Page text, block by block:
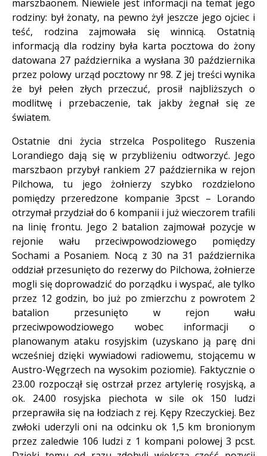
marszbaonem. Niewiele jest informacji na temat jego
rodziny: był żonaty, na pewno żył jeszcze jego ojciec i
teść, rodzina zajmowała się winnicą. Ostatnią
informacją dla rodziny była karta pocztowa do żony
datowana 27 października a wysłana 30 października
przez polowy urząd pocztowy nr 98. Z jej treści wynika
że był pełen złych przeczuć, prosił najbliższych o
modlitwę i przebaczenie, tak jakby żegnał się ze
światem.
Ostatnie dni życia strzelca Pospolitego Ruszenia
Lorandiego dają się w przybliżeniu odtworzyć. Jego
marszbaon przybył rankiem 27 października w rejon
Pilchowa, tu jego żołnierzy szybko rozdzielono
pomiędzy przeredzone kompanie 3pcst – Lorando
otrzymał przydział do 6 kompanii i już wieczorem trafili
na linię frontu. Jego 2 batalion zajmował pozycje w
rejonie wału przeciwpowodziowego pomiędzy
Sochami a Posaniem. Nocą z 30 na 31 października
oddział przesunięto do rezerwy do Pilchowa, żołnierze
mogli się doprowadzić do porządku i wyspać, ale tylko
przez 12 godzin, bo już po zmierzchu z powrotem 2
batalion przesunięto w rejon wału
przeciwpowodziowego wobec informacji o
planowanym ataku rosyjskim (uzyskano ją parę dni
wcześniej dzięki wywiadowi radiowemu, stojącemu w
Austro-Węgrzech na wysokim poziomie). Faktycznie o
23.00 rozpoczął się ostrzał przez artylerię rosyjską, a
ok. 24.00 rosyjska piechota w sile ok 150 ludzi
przeprawiła się na łodziach z rej. Kępy Rzeczyckiej. Bez
zwłoki uderzyli oni na odcinku ok 1,5 km bronionym
przez zaledwie 106 ludzi z 1 kompani polowej 3 pcst.